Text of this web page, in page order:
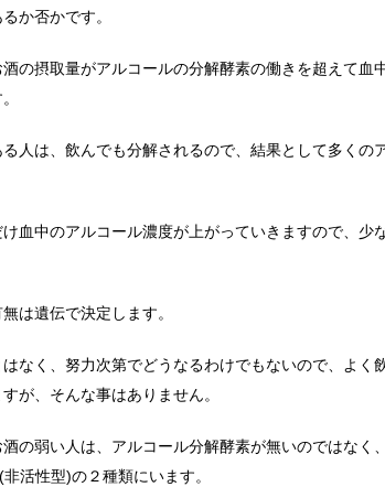
電気を使いすぎると落ちてしまうブレーカー。夜の暗...
らお年寄りまで、幅広い年代層の人に人気のあるメニ...
はどこからすると効果的なのか？！
か否かです。
の摂取量がアルコールの分解酵素の働きを超えて血
人は、飲んでも分解されるので、結果として多くの
血中のアルコール濃度が上がっていきますので、少
は遺伝で決定します。
なく、努力次第でどうなるわけでもないので、よく
が、そんな事はありません。
の弱い人は、アルコール分解酵素が無いのではなく
活性型)の２種類にいます。